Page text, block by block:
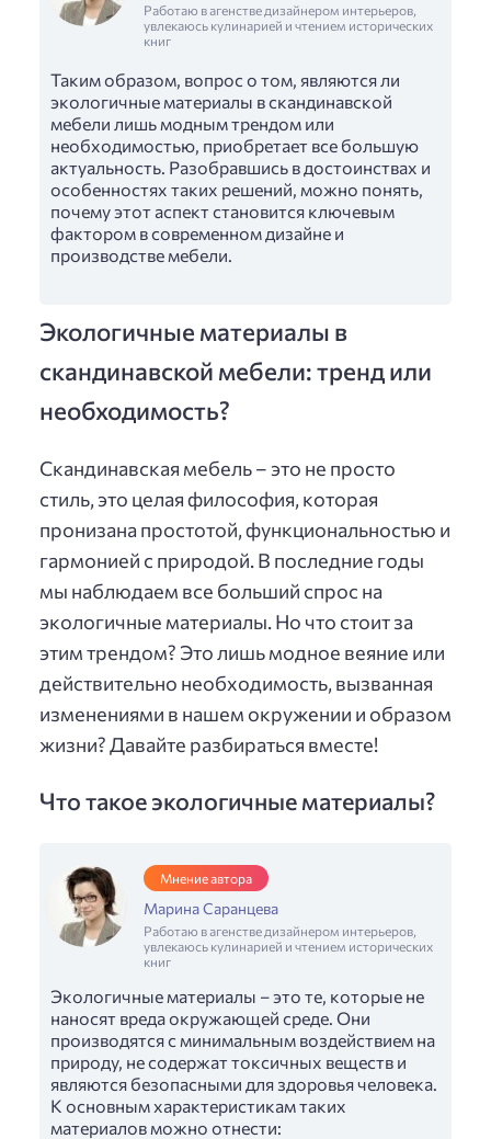
Работаю в агенстве дизайнером интерьеров,
увлекаюсь кулинарией и чтением исторических
книг
Таким образом, вопрос о том, являются ли
экологичные материалы в скандинавской
мебели лишь модным трендом или
необходимостью, приобретает все большую
актуальность. Разобравшись в достоинствах и
особенностях таких решений, можно понять,
почему этот аспект становится ключевым
фактором в современном дизайне и
производстве мебели.
Экологичные материалы в
скандинавской мебели: тренд или
необходимость?
Скандинавская мебель – это не просто
стиль, это целая философия, которая
пронизана простотой, функциональностью и
гармонией с природой. В последние годы
мы наблюдаем все больший спрос на
экологичные материалы. Но что стоит за
этим трендом? Это лишь модное веяние или
действительно необходимость, вызванная
изменениями в нашем окружении и образом
жизни? Давайте разбираться вместе!
Что такое экологичные материалы?
Мнение автора
Марина Саранцева
Работаю в агенстве дизайнером интерьеров,
увлекаюсь кулинарией и чтением исторических
книг
Экологичные материалы – это те, которые не
наносят вреда окружающей среде. Они
производятся с минимальным воздействием на
природу, не содержат токсичных веществ и
являются безопасными для здоровья человека.
К основным характеристикам таких
материалов можно отнести: